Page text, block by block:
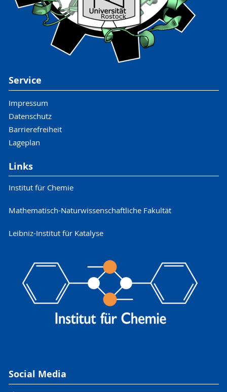
Service
Impressum
Datenschutz
Barrierefreiheit
Lageplan
Links
Institut für Chemie
Mathematisch-Naturwissenschaftliche Fakultät
Leibniz-Institut für Katalyse
Social Media